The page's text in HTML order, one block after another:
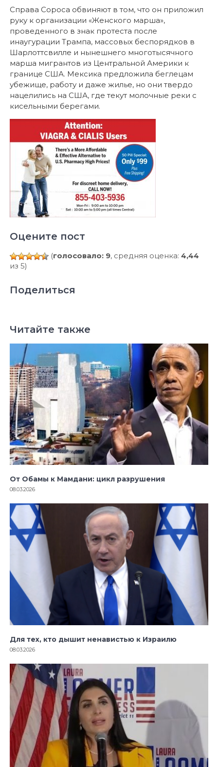
Справа Сороса обвиняют в том, что он приложил
руку к организации «Женского марша»,
проведенного в знак протеста после
инаугурации Трампа, массовых беспорядков в
Шарлоттсвилле и нынешнего многотысячного
марша мигрантов из Центральной Америки к
границе США. Мексика предложила беглецам
убежище, работу и даже жилье, но они твердо
нацелились на США, где текут молочные реки с
кисельными берегами.
Оцените пост
(голосовало: 9, средняя оценка: 4,44
из 5)
Поделиться
Читайте также
От Обамы к Мамдани: цикл разрушения
08.03.2026
Для тех, кто дышит ненавистью к Израилю
08.03.2026